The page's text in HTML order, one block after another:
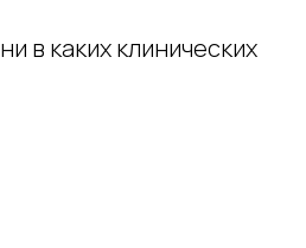
в каких клинических